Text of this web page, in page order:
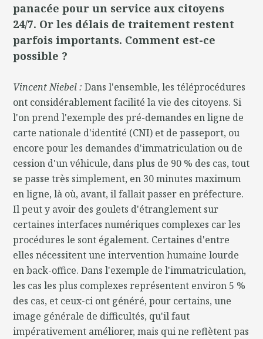
panacée pour un service aux citoyens
24/7. Or les délais de traitement restent
parfois importants. Comment est-ce
possible ?
Vincent Niebel :Dans l'ensemble, les téléprocédures
ont considérablement facilité la vie des citoyens. Si
l'on prend l'exemple des pré-demandes en ligne de
carte nationale d'identité (CNI) et de passeport, ou
encore pour les demandes d'immatriculation ou de
cession d'un véhicule, dans plus de 90 % des cas, tout
se passe très simplement, en 30 minutes maximum
en ligne, là où, avant, il fallait passer en préfecture.
Il peut y avoir des goulets d'étranglement sur
certaines interfaces numériques complexes car les
procédures le sont également. Certaines d'entre
elles nécessitent une intervention humaine lourde
en back-office. Dans l'exemple de l'immatriculation,
les cas les plus complexes représentent environ 5 %
des cas, et ceux-ci ont généré, pour certains, une
image générale de difficultés, qu'il faut
impérativement améliorer, mais qui ne reflètent pas